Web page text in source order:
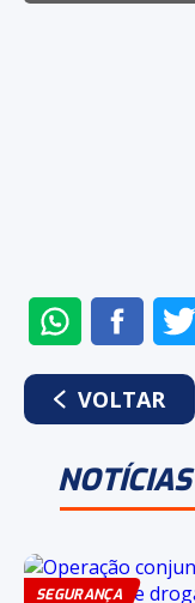
ENVIAR
NO
WHATSAPP
NO
VOLTAR
SEGURANÇA